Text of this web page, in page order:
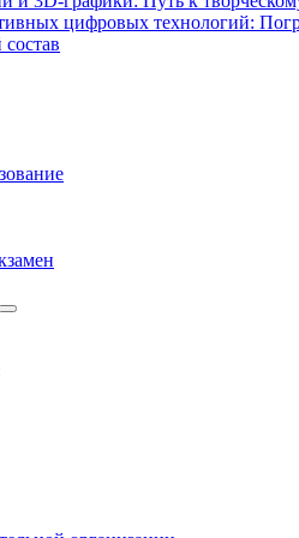
цифровых технологий: